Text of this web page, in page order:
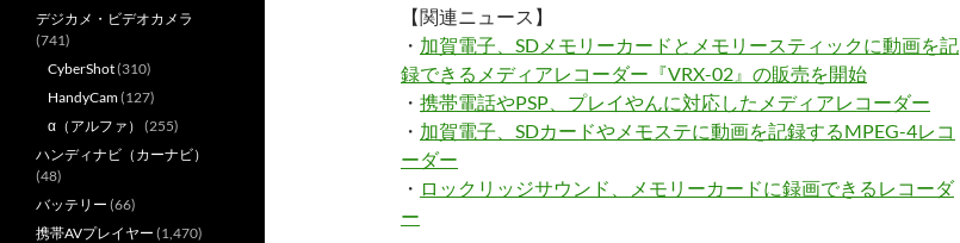
【関連ニュース】
・ 加賀電子、SDメモリーカードとメモリースティックに動画を記
録できるメディアレコーダー『VRX-02』の販売を開始
・ 携帯電話やPSP、プレイやんに対応したメディアレコーダー
・ 加賀電子、SDカードやメモステに動画を記録するMPEG-4レコ
ーダー
・ ロックリッジサウンド、メモリーカードに録画できるレコーダ
ー
デジカメ・ビデオカメラ
(741)
CyberShot(310)
HandyCam(127)
α（アルファ） (255)
ハンディナビ（カーナビ）
(48)
バッテリー (66)
携帯AVプレイヤー (1,470)